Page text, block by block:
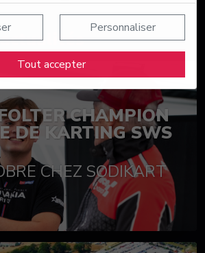
Personnaliser
Tout accepter
actualités
CHAMPION
DE KARTING SWS
CHEZ SODIKART